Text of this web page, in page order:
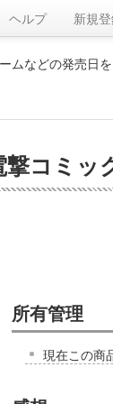
ヘルプ 新規
ムなどの発売日
コミッ
所有管理
現在この商